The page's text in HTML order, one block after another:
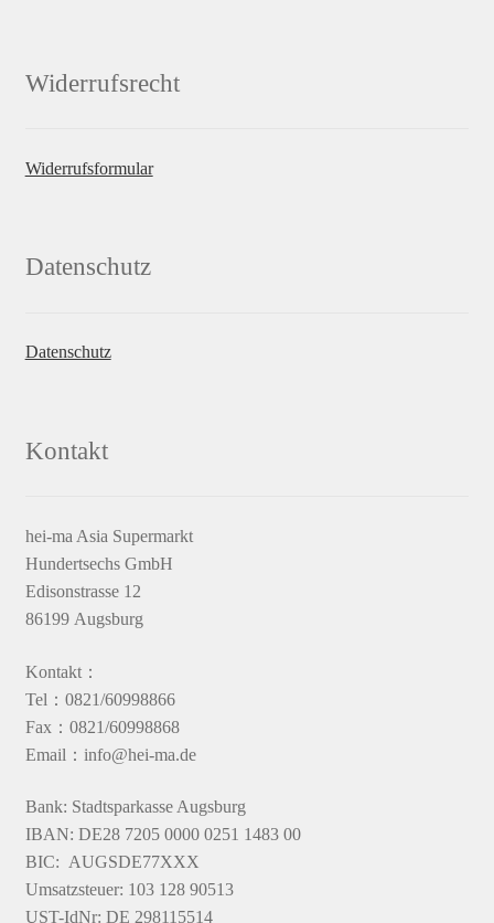
Widerrufsrecht
Widerrufsformular
Datenschutz
Datenschutz
Kontakt
hei-ma Asia Supermarkt
Hundertsechs GmbH
Edisonstrasse 12
86199 Augsburg
Kontakt：
Tel：0821/60998866
Fax：0821/60998868
Email：info@hei-ma.de
Bank: Stadtsparkasse Augsburg
IBAN: DE28 7205 0000 0251 1483 00
BIC: AUGSDE77XXX
Umsatzsteuer: 103 128 90513
UST-IdNr: DE 298115514